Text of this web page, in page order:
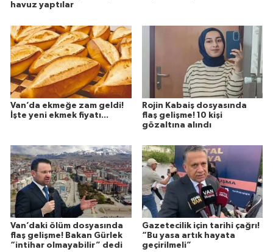
havuz yaptılar
Van’da ekmeğe zam geldi!
İşte yeni ekmek fiyatı...
Rojin Kabaiş dosyasında
flaş gelişme! 10 kişi
gözaltına alındı
Van’daki ölüm dosyasında
flaş gelişme! Bakan Gürlek
“intihar olmayabilir” dedi
Gazetecilik için tarihi çağrı!
“Bu yasa artık hayata
geçirilmeli”